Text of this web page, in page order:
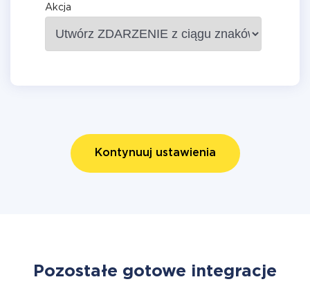
Akcja
Kontynuuj ustawienia
Pozostałe gotowe integracje